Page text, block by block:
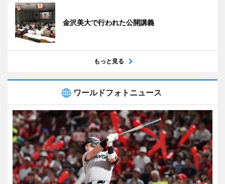
金沢美大で行われた公開講義
もっと見る
ワールドフォトニュース